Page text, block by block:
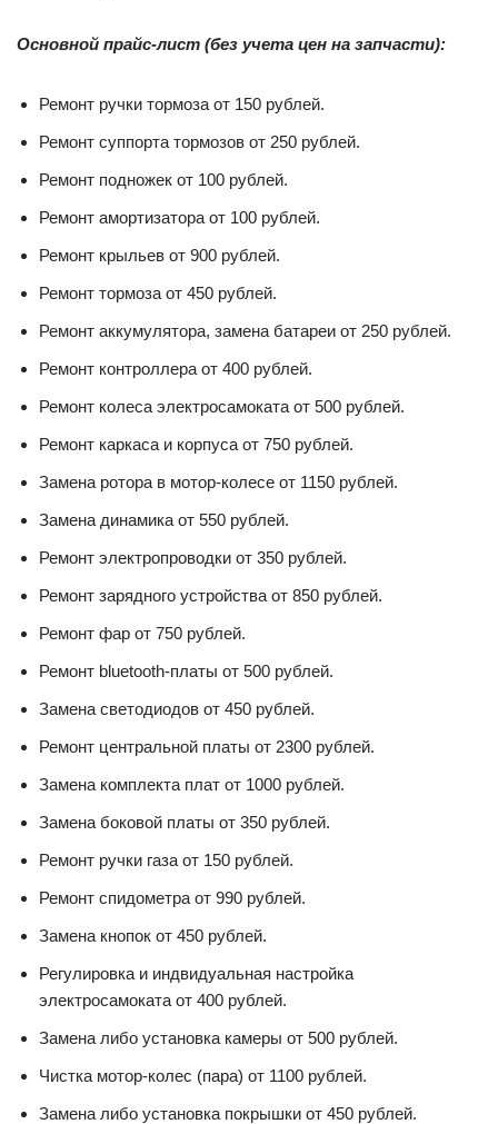
Основной прайс-лист (без учета цен на запчасти):
Ремонт ручки тормоза от 150 рублей.
Ремонт суппорта тормозов от 250 рублей.
Ремонт подножек от 100 рублей.
Ремонт амортизатора от 100 рублей.
Ремонт крыльев от 900 рублей.
Ремонт тормоза от 450 рублей.
Ремонт аккумулятора, замена батареи от 250 рублей.
Ремонт контроллера от 400 рублей.
Ремонт колеса электросамоката от 500 рублей.
Ремонт каркаса и корпуса от 750 рублей.
Замена ротора в мотор-колесе от 1150 рублей.
Замена динамика от 550 рублей.
Ремонт электропроводки от 350 рублей.
Ремонт зарядного устройства от 850 рублей.
Ремонт фар от 750 рублей.
Ремонт bluetooth-платы от 500 рублей.
Замена светодиодов от 450 рублей.
Ремонт центральной платы от 2300 рублей.
Замена комплекта плат от 1000 рублей.
Замена боковой платы от 350 рублей.
Ремонт ручки газа от 150 рублей.
Ремонт спидометра от 990 рублей.
Замена кнопок от 450 рублей.
Регулировка и индвидуальная настройка
электросамоката от 400 рублей.
Замена либо установка камеры от 500 рублей.
Чистка мотор-колес (пара) от 1100 рублей.
Замена либо установка покрышки от 450 рублей.